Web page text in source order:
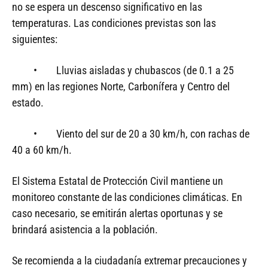
no se espera un descenso significativo en las
temperaturas. Las condiciones previstas son las
siguientes:
• Lluvias aisladas y chubascos (de 0.1 a 25
mm) en las regiones Norte, Carbonífera y Centro del
estado.
• Viento del sur de 20 a 30 km/h, con rachas de
40 a 60 km/h.
El Sistema Estatal de Protección Civil mantiene un
monitoreo constante de las condiciones climáticas. En
caso necesario, se emitirán alertas oportunas y se
brindará asistencia a la población.
Se recomienda a la ciudadanía extremar precauciones y